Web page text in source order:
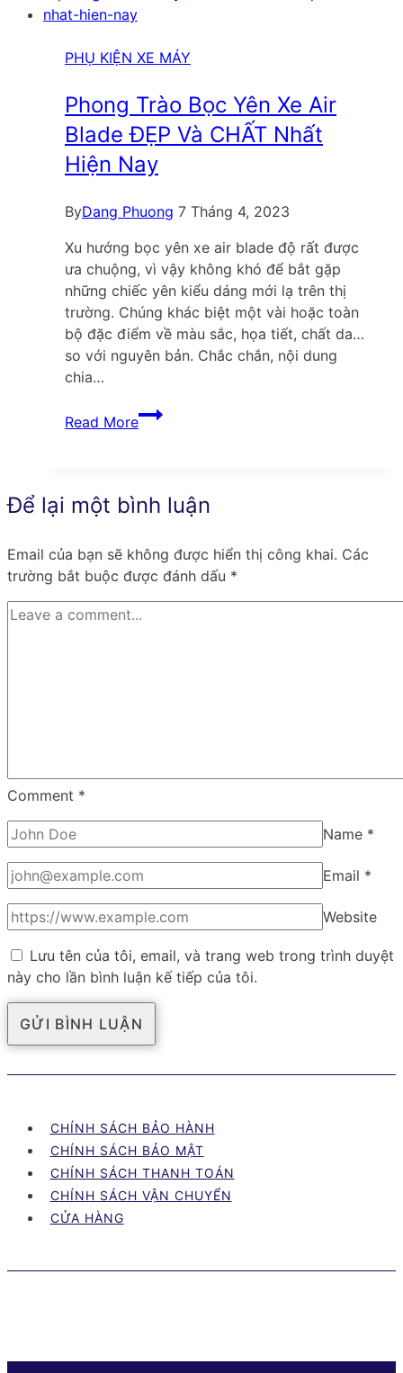
máy
Thường
Tín
cập
nhật
nhất
PHỤ KIỆN XE MÁY
Phong Trào Bọc Yên Xe Air
Blade ĐẸP Và CHẤT Nhất
Hiện Nay
ByDang Phuong 7 Tháng 4, 2023
Xu hướng bọc yên xe air blade độ rất được
ưa chuộng, vì vậy không khó để bắt gặp
những chiếc yên kiểu dáng mới lạ trên thị
trường. Chúng khác biệt một vài hoặc toàn
bộ đặc điểm về màu sắc, họa tiết, chất da…
so với nguyên bản. Chắc chắn, nội dung
chia…
Read More
Phong
Trào
Xe
ĐẸP
Và
CHẤT
Để lại một bình luận
Email của bạn sẽ không được hiển thị công khai. Các
trường bắt buộc được đánh dấu *
Comment *
Name *
Email *
Website
Lưu tên của tôi, email, và trang web trong trình duyệt
này cho lần bình luận kế tiếp của tôi.
CHÍNH SÁCH BẢO HÀNH
CHÍNH SÁCH BẢO MẬT
CHÍNH SÁCH THANH TOÁN
CHÍNH SÁCH VẬN CHUYỂN
CỬA HÀNG